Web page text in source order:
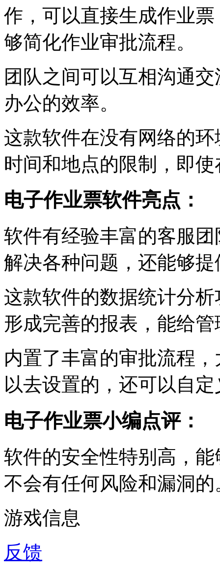
作，可以直接生成作业
够简化作业审批流程。
团队之间可以互相沟通
办公的效率。
这款软件在没有网络的
时间和地点的限制，即
电子作业票软件亮点：
软件有经验丰富的客服
解决各种问题，还能够
这款软件的数据统计分
形成完善的报表，能给
内置了丰富的审批流程
以去设置的，还可以自
电子作业票小编点评：
软件的安全性特别高，
不会有任何风险和漏洞的
游戏信息
反馈